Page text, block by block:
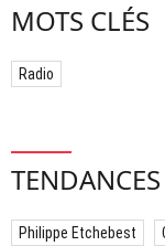
MOTS CLÉS
Radio
TENDANCES
Philippe Etchebest